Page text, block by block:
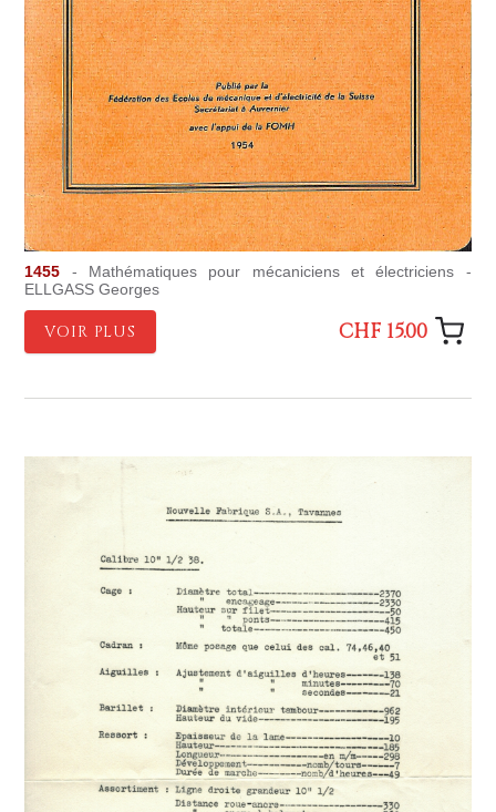
1455 - Mathématiques pour mécaniciens et électriciens -
ELLGASS Georges
VOIR PLUS CHF 15.00